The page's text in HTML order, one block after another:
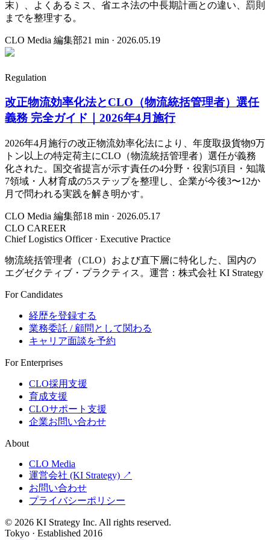
末）、よくあるミス、省エネ法の中長期計画との違い、罰則
までを整理する。
CLO Media 編集部21 min · 2026.05.19
Regulation
改正物流効率化法とCLO（物流統括管理者）選任
義務 完全ガイド｜2026年4月施行
2026年4月施行の改正物流効率化法により、年度取扱貨物9万
トン以上の特定荷主にCLO（物流統括管理者）選任が義務
化された。国交省提言が示す責任の4分野・役割5項目・知識
7領域・人材育成の5ステップを整理し、企業が今後3〜12か
月で問われる実践を解き明かす。
CLO Media 編集部18 min · 2026.05.17
CLO CAREER
Chief Logistics Officer · Executive Practice
物流統括管理者（CLO）および直下層に特化した、国内の
エグゼクティブ・プラクティス。運営：株式会社 KI Strategy
For Candidates
経歴を登録する
業務委託 / 顧問として関わる
キャリア面談を予約
For Enterprises
CLO採用支援
育成支援
CLOサポート支援
企業お問い合わせ
About
CLO Media
運営会社 (KI Strategy) ↗
お問い合わせ
プライバシーポリシー
© 2026 KI Strategy Inc. All rights reserved.
Tokyo · Established 2016